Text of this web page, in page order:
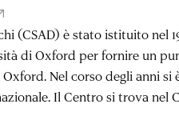
(CSAD) è stato istituito nel
di Oxford per fornire un
Nel corso degli anni
Il Centro si trova nel